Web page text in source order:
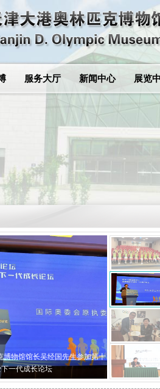
服务大厅 新闻中心 展览
博物馆馆长吴经国先生参加第十
一代成长论坛